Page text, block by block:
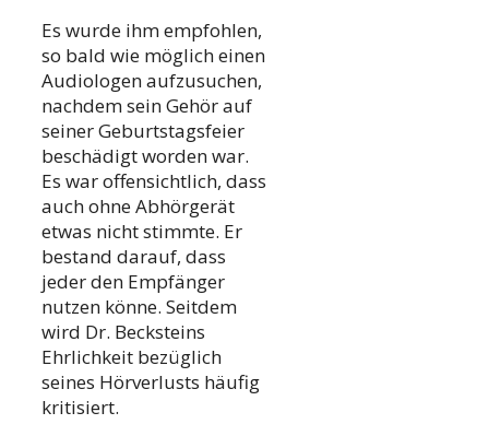
Es wurde ihm empfohlen,
so bald wie möglich einen
Audiologen aufzusuchen,
nachdem sein Gehör auf
seiner Geburtstagsfeier
beschädigt worden war.
Es war offensichtlich, dass
auch ohne Abhörgerät
etwas nicht stimmte. Er
bestand darauf, dass
jeder den Empfänger
nutzen könne. Seitdem
wird Dr. Becksteins
Ehrlichkeit bezüglich
seines Hörverlusts häufig
kritisiert.